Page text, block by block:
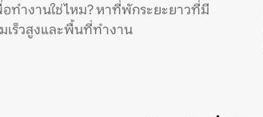
อทำงานใช่ไหม? หาที่พักระยะยาวที่มี
เร็วสูงและพื้นที่ทำงาน